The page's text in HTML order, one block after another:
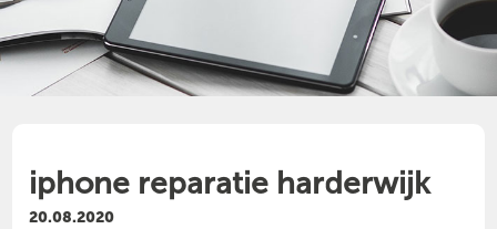
iphone reparatie harderwijk
20.08.2020